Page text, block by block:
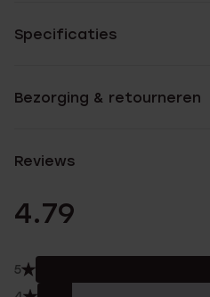
Specificaties
Bezorging & retourneren
Reviews
4.79
5